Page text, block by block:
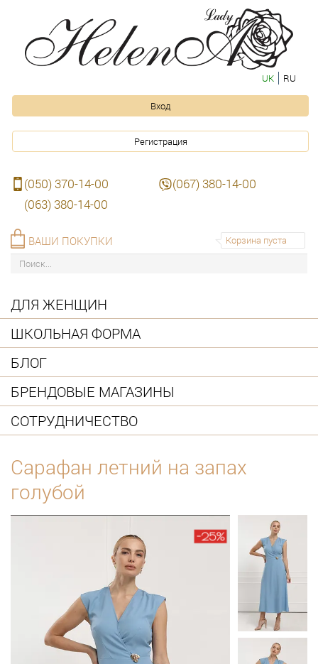
UK RU
Вход
Регистрация
(050) 370-14-00
(067) 380-14-00
(063) 380-14-00
Корзина пуста
ВАШИ ПОКУПКИ
ДЛЯ ЖЕНЩИН
ШКОЛЬНАЯ ФОРМА
БЛОГ
БРЕНДОВЫЕ МАГАЗИНЫ
СОТРУДНИЧЕСТВО
Сарафан летний на запах
голубой